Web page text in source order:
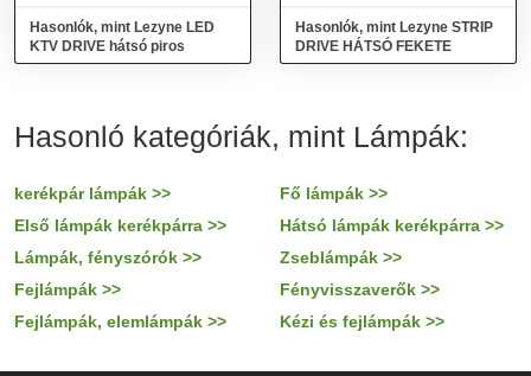
Hasonlók, mint Lezyne LED
KTV DRIVE hátsó piros
Hasonlók, mint Lezyne STRIP
DRIVE HÁTSÓ FEKETE
Hasonló kategóriák, mint Lámpák:
kerékpár lámpák >>
Fő lámpák >>
Első lámpák kerékpárra >>
Hátsó lámpák kerékpárra >>
Lámpák, fényszórók >>
Zseblámpák >>
Fejlámpák >>
Fényvisszaverők >>
Fejlámpák, elemlámpák >>
Kézi és fejlámpák >>